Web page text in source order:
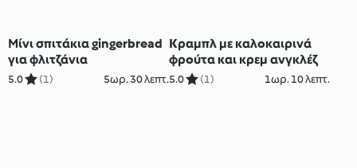
Μίνι σπιτάκια gingerbread
για φλιτζάνια
5.0 (1) 5ωρ. 30 λεπτ.
Κραμπλ με καλοκαιρινά
φρούτα και κρεμ ανγκλέζ
5.0 (1) 1ωρ. 10 λεπτ.